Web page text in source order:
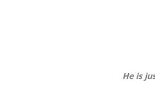
He is